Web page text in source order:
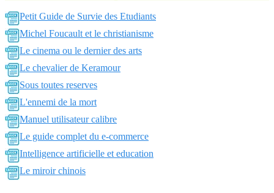
Petit Guide de Survie des Etudiants
Michel Foucault et le christianisme
Le cinema ou le dernier des arts
Le chevalier de Keramour
Sous toutes reserves
L'ennemi de la mort
Manuel utilisateur calibre
Le guide complet du e-commerce
Intelligence artificielle et education
Le miroir chinois